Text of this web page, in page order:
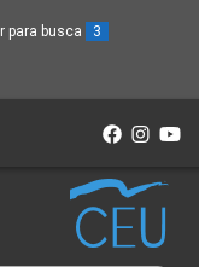
Ir para busca 3